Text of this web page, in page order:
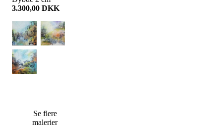
3.300,00 DKK
Se flere
malerier